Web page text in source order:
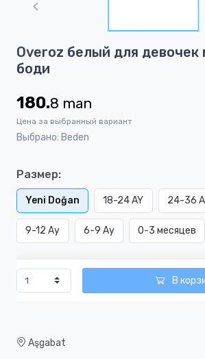
1
of
Overoz белый для девочек
боди
180.8 man
Цена за выбранный вариант
Выбрано: Beden
Размер:
Yeni Doğan 18-24 AY 24-36
9-12 Ay 6-9 Ay 0-3 месяцев
В
Aşgabat